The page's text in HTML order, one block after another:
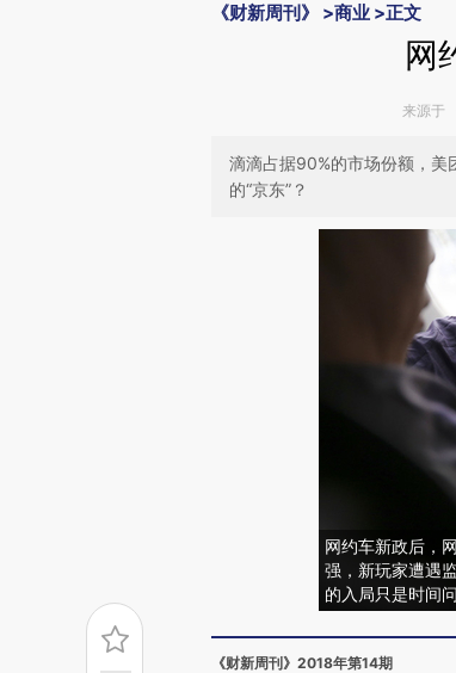
《财新周刊》 >商业 >正文
网
来源于
滴滴占据90%的市场份额，美
的“京东”？
网约车新政后，
强，新玩家遭遇
的入局只是时间问
《财新周刊》2018年第14期